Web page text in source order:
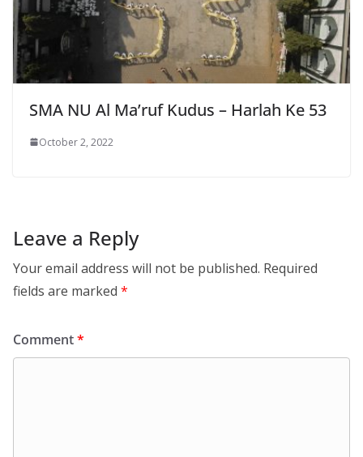
SMA NU Al Ma’ruf Kudus – Harlah Ke 53
October 2, 2022
Leave a Reply
Your email address will not be published. Required
fields are marked *
Comment*